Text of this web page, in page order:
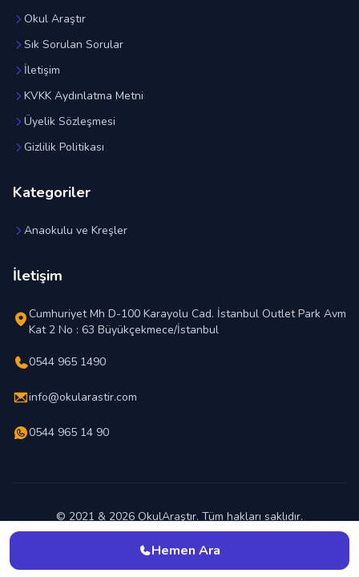
Hemen Ara
Okul Araştır
Sık Sorulan Sorular
İletişim
KVKK Aydınlatma Metni
Üyelik Sözleşmesi
Gizlilik Politikası
Kategoriler
Anaokulu ve Kreşler
İletişim
Cumhuriyet Mh D-100 Karayolu Cad. İstanbul Outlet Park Avm
Kat 2 No : 63 Büyükçekmece/İstanbul
0544 965 1490
info@okularastir.com
0544 965 14 90
© 2021 & 2026 OkulAraştır. Tüm hakları saklıdır.
En İyi Okul Hangisi ?